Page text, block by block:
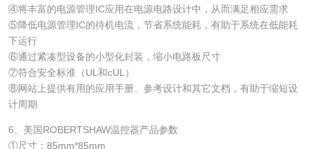
④将丰富的电源管理IC应用在电源电路设计中，从而满足相应需求
⑤降低电源管理IC的待机电流，节省系统能耗，有助于系统在低能耗
下运行
⑥通过紧凑型设备的小型化封装，缩小电路板尺寸
⑦符合安全标准（UL和cUL）
⑧网站上提供有用的应用手册、参考设计和其它文档，有助于缩短设
计周期
6、美国ROBERTSHAW温控器产品参数
①尺寸：85mm*85mm